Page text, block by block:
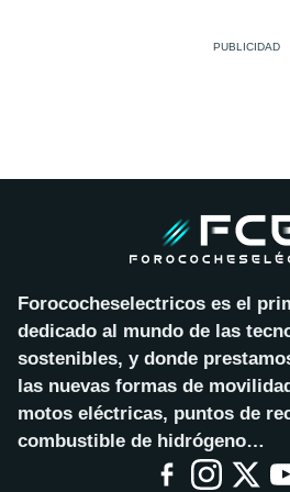
Forococheselectricos es el
dedicado al mundo de las
sostenibles, y donde
las nuevas formas de
motos eléctricas, puntos de
combustible de hidrógeno…